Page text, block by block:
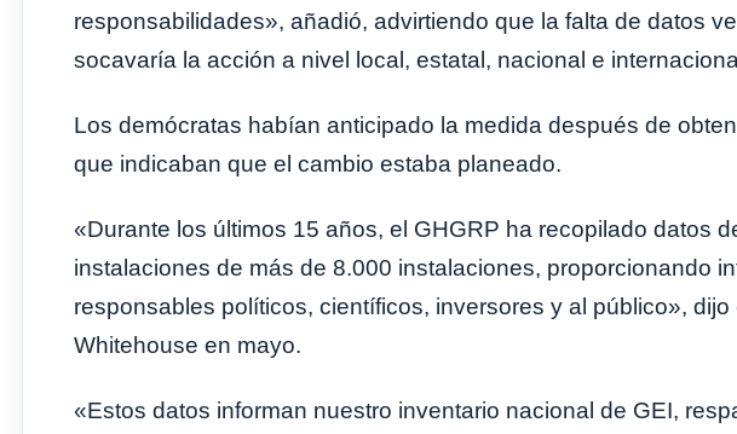
responsabilidades», añadió, advirtiendo que la falta de datos
socavaría la acción a nivel local, estatal, nacional e
Los demócratas habían anticipado la medida después de
que indicaban que el cambio estaba planeado.
«Durante los últimos 15 años, el GHGRP ha recopilado datos
instalaciones de más de 8.000 instalaciones, proporcionando
responsables políticos, científicos, inversores y al público»,
Whitehouse en mayo.
«Estos datos informan nuestro inventario nacional de GEI,